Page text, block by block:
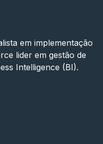
em implementação
lider em gestão de
Intelligence (BI).